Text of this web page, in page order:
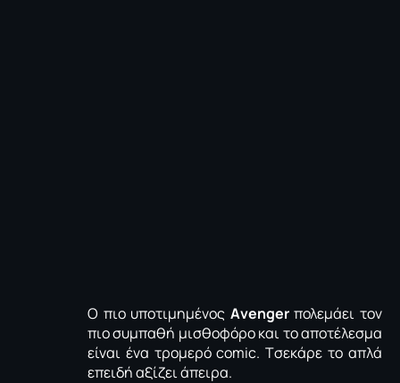
Ο πιο υποτιμημένος Αvengerπολεμάει τον
πιο συμπαθή μισθοφόρο και το αποτέλεσμα
είναι ένα τρομερό comic. Tσεκάρε το απλά
επειδή αξίζει άπειρα.